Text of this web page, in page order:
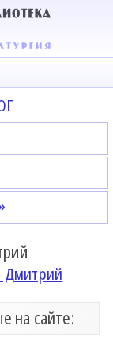
Дмитрий
на сайте: